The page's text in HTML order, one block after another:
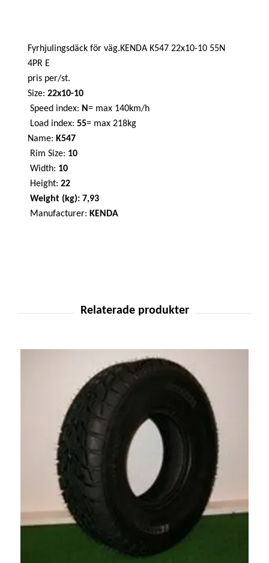
Fyrhjulingsdäck för väg.KENDA K547 22x10-10 55N
4PR E
pris per/st.
Size: 22x10-10
Speed index: N= max 140km/h
Load index: 55= max 218kg
Name: K547
Rim Size: 10
Width: 10
Height: 22
Weight (kg): 7,93
Manufacturer: KENDA